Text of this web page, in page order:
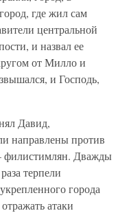
где жил сам
центральной
и назвал ее
от Милло и
и Господь,
Давид,
направлены против
Дважды
терпели
города
атаки